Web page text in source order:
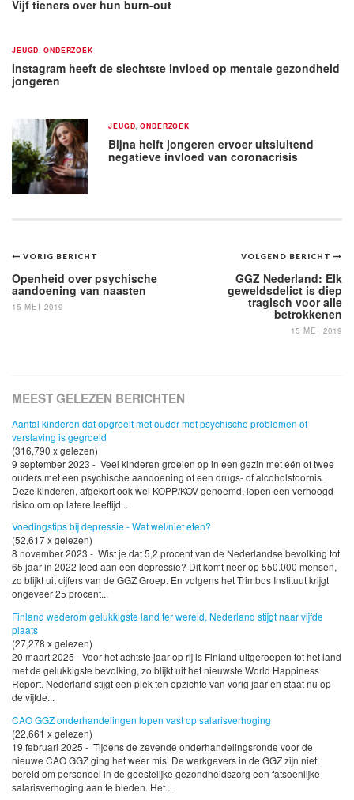
Vijf tieners over hun burn-out
JEUGD ,ONDERZOEK
Instagram heeft de slechtste invloed op mentale gezondheid
jongeren
JEUGD ,ONDERZOEK
Bijna helft jongeren ervoer uitsluitend
negatieve invloed van coronacrisis
Bericht
navigatie
VOLGEND BERICHT
GGZ Nederland: Elk
geweldsdelict is diep
tragisch voor alle
betrokkenen
15 MEI 2019
VORIG BERICHT
Openheid over psychische
aandoening van naasten
15 MEI 2019
MEEST GELEZEN BERICHTEN
Aantal kinderen dat opgroeit met ouder met psychische problemen of
verslaving is gegroeid
(316,790 x gelezen)
9 september 2023 - Veel kinderen groeien op in een gezin met één of twee
ouders met een psychische aandoening of een drugs- of alcoholstoornis.
Deze kinderen, afgekort ook wel KOPP/KOV genoemd, lopen een verhoogd
risico om op latere leeftijd...
Voedingstips bij depressie - Wat wel/niet eten?
(52,617 x gelezen)
8 november 2023 - Wist je dat 5,2 procent van de Nederlandse bevolking tot
65 jaar in 2022 leed aan een depressie? Dit komt neer op 550.000 mensen,
zo blijkt uit cijfers van de GGZ Groep. En volgens het Trimbos Instituut krijgt
ongeveer 25 procent...
Finland wederom gelukkigste land ter wereld, Nederland stijgt naar vijfde
plaats
(27,278 x gelezen)
20 maart 2025 - Voor het achtste jaar op rij is Finland uitgeroepen tot het land
met de gelukkigste bevolking, zo blijkt uit het nieuwste World Happiness
Report. Nederland stijgt een plek ten opzichte van vorig jaar en staat nu op
de vijfde...
CAO GGZ onderhandelingen lopen vast op salarisverhoging
(22,661 x gelezen)
19 februari 2025 - Tijdens de zevende onderhandelingsronde voor de
nieuwe CAO GGZ ging het weer mis. De werkgevers in de GGZ zijn niet
bereid om personeel in de geestelijke gezondheidszorg een fatsoenlijke
salarisverhoging aan te bieden. Het...